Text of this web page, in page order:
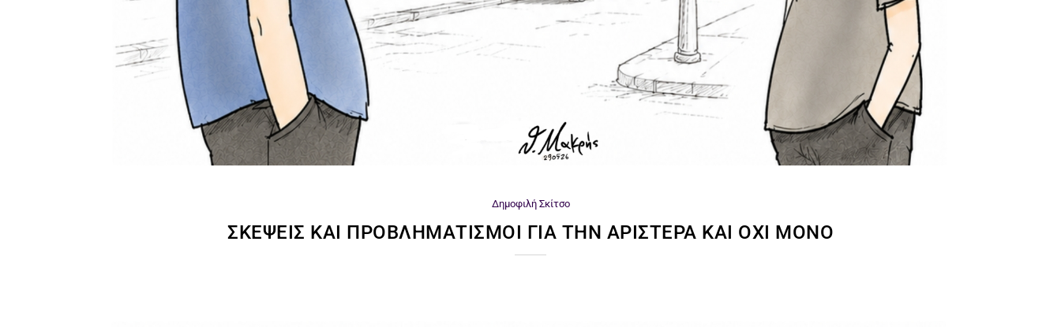
Δημοφιλή Σκίτσο
ΣΚΈΨΕΙΣ ΚΑΙ ΠΡΟΒΛΗΜΑΤΙΣΜΟΊ ΓΙΑ ΤΗΝ ΑΡΙΣΤΕΡΆ ΚΑΙ ΌΧΙ ΜΌΝΟ